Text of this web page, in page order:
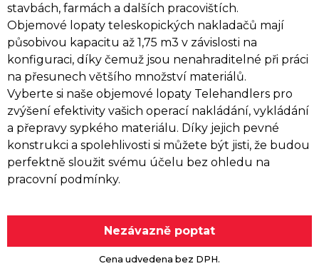
stavbách, farmách a dalších pracovištích.
Objemové lopaty teleskopických nakladačů mají
působivou kapacitu až 1,75 m3 v závislosti na
konfiguraci, díky čemuž jsou nenahraditelné při práci
na přesunech většího množství materiálů.
Vyberte si naše objemové lopaty Telehandlers pro
zvýšení efektivity vašich operací nakládání, vykládání
a přepravy sypkého materiálu. Díky jejich pevné
konstrukci a spolehlivosti si můžete být jisti, že budou
perfektně sloužit svému účelu bez ohledu na
pracovní podmínky.
Nezávazně poptat
Cena udvedena bez DPH.